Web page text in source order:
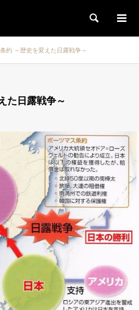
検索
約 ～歴史を変えた日露戦争～
た日露戦争～